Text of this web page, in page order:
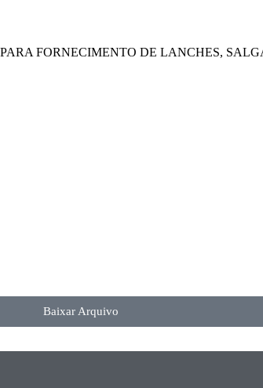
FORNECIMENTO DE LANCHES,
Baixar Arquivo